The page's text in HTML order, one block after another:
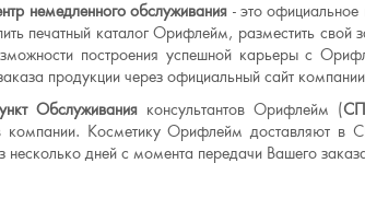
немедленного обслуживания - это
печатный каталог Орифлейм, разместить
построения успешной карьеры с
продукции через официальный сайт
Обслуживания консультантов Орифлейм (
компании. Косметику Орифлейм доставляют
несколько дней с момента передачи Вашего